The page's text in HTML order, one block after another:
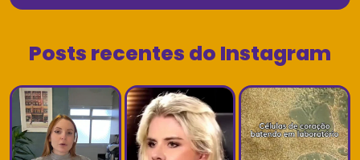
Posts recentes do Instagram